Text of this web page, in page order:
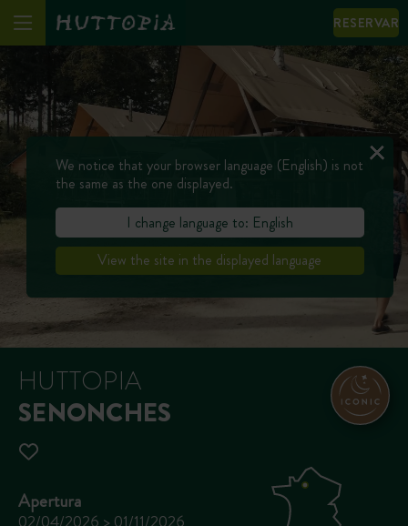
RESERVAR
HUTTOPIA
SENONCHES
Apertura
We notice that your browser language (English) is not
the same as the one displayed.
I change language to: English
View the site in the displayed language